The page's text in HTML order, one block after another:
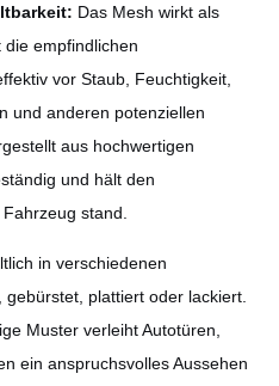
Das Mesh wirkt als
empfindlichen
vor Staub, Feuchtigkeit,
und anderen potenziellen
aus hochwertigen
und hält den
stand.
in verschiedenen
plattiert oder lackiert.
Muster verleiht Autotüren,
ein anspruchsvolles Aussehen